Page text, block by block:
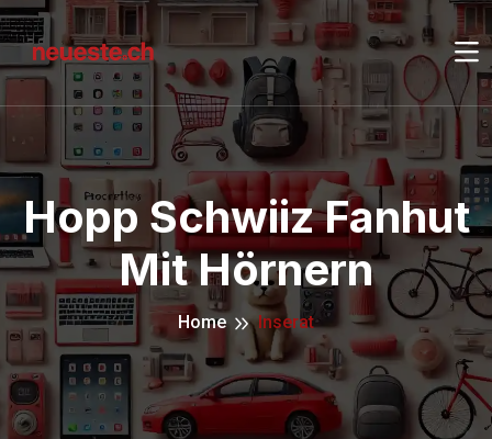
Hopp Schwiiz Fanhut
Mit Hörnern
Home Inserat